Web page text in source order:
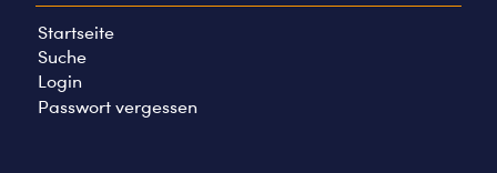
Startseite
Suche
Login
Passwort vergessen